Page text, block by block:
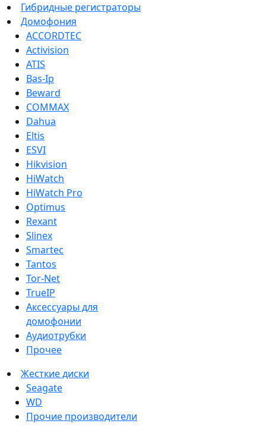
Гибридные регистраторы
Домофония
ACCORDTEC
Activision
ATIS
Bas-Ip
Beward
COMMAX
Dahua
Eltis
ESVI
Hikvision
HiWatch
HiWatch Pro
Optimus
Rexant
Slinex
Smartec
Tantos
Tor-Net
TrueIP
Аксессуары для
домофонии
Аудиотрубки
Прочее
Жесткие диски
Seagate
WD
Прочие производители